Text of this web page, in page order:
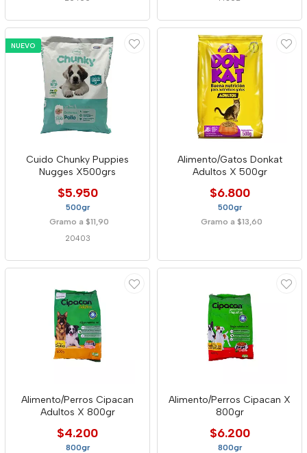
NUEVO
Cuido Chunky Puppies
Nugges X500grs
$5.950
500gr
Gramo a $11,90
20403
Alimento/Gatos Donkat
Adultos X 500gr
$6.800
500gr
Gramo a $13,60
Alimento/Perros Cipacan
Adultos X 800gr
$4.200
800gr
Alimento/Perros Cipacan X
800gr
$6.200
800gr